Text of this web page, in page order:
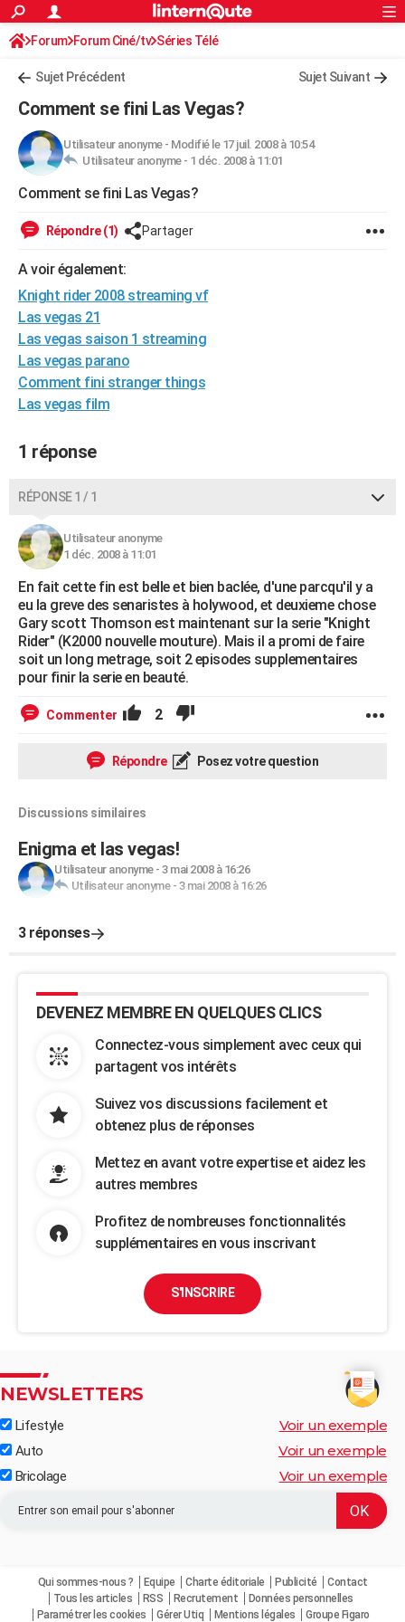
ACTUALITÉS
Politique
Société
Faits Divers
Education
Monde
Villes
+
FINANCE
Retraite
Impôts
Epargne
Immobilier
Risques naturels par ville
Banque
Assurance
Crédit
AUTO
Essais
Réserver un essai
Citadines
Berlines
SUV
Forum auto
+
Mobiles
Meilleur smartphone
Internet
Ordinateurs
Jeux vidéo
Guide high-tech
BRICOLAGE
Forum
Aménagement intérieur
Extérieur
Cuisine
Salle de bains
Jardinage
Rangement
WEEK-END
Guides de France
Escapades
Patrimoine
Expositions
Musées
Week-end nature
+LIFESTYLE
Art de vivre
Bien-être
Loisirs
Mode
Modes de vie
SANTE
Alimentation
Guide de la santé
Maladies
Médicaments
Sommeil
VOYAGE
GUIDES D'ACHAT
BONS PLANS
CARTE DE VOEUX
Carte de Noël
Carte Bonne année
Carte Saint-Valentin
Carte Pâques
Carte d'anniversaire
DICTIONNAIRE
Dictionnaire
Biographies
Citations
Expressions
Proverbes
PROGRAMME TV
COPAINS D'AVANT
S'inscrire
Se connecter
Lycées
Collèges
Primaires
Universités
Entreprises
Service militaire
Avis de recherche
AVIS DE DÉCÈS
FORUM
S'inscrire
Connexion
Forum Forum Ciné/tv Séries Télé
Sujet Précédent Sujet Suivant
Comment se fini Las Vegas?
Utilisateur anonyme- Modifié le 17 juil. 2008 à 10:54
Utilisateur anonyme - 1 déc. 2008 à 11:01
Comment se fini Las Vegas?
Répondre (1) Partager
A voir également:
Knight rider 2008 streaming vf
Las vegas 21
Las vegas saison 1 streaming
Las vegas parano
Comment fini stranger things
Las vegas film
1 réponse
RÉPONSE 1 / 1
Utilisateur anonyme
1 déc. 2008 à 11:01
En fait cette fin est belle et bien baclée, d'une parcqu'il y a
eu la greve des senaristes à holywood, et deuxieme chose
Gary scott Thomson est maintenant sur la serie "Knight
Rider" (K2000 nouvelle mouture). Mais il a promi de faire
soit un long metrage, soit 2 episodes supplementaires
pour finir la serie en beauté.
Commenter 2
Répondre Posez votre question
Discussions similaires
Enigma et las vegas!
Utilisateur anonyme- 3 mai 2008 à 16:26
Utilisateur anonyme- 3 mai 2008 à 16:26
3 réponses
DEVENEZ MEMBRE EN QUELQUES CLICS
Connectez-vous simplement avec ceux qui
partagent vos intérêts
Suivez vos discussions facilement et
obtenez plus de réponses
Mettez en avant votre expertise et aidez les
autres membres
Profitez de nombreuses fonctionnalités
supplémentaires en vous inscrivant
S'INSCRIRE
NEWSLETTERS
Lifestyle Voir un exemple
Auto Voir un exemple
Bricolage Voir un exemple
Qui sommes-nous ? Equipe Charte éditoriale Publicité
Contact
Tous les articles
RSS Recrutement
Données personnelles
Paramétrer les cookies
Gérer Utiq Mentions légales Groupe Figaro